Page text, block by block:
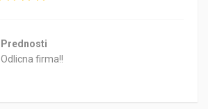
Prednosti
Odlicna firma!!